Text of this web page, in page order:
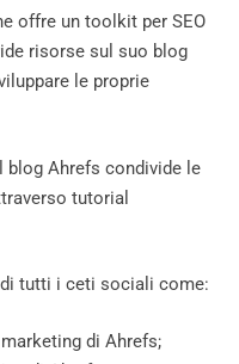
offre un toolkit per SEO
risorse sul suo blog
le proprie
blog Ahrefs condivide le
tutorial
tutti i ceti sociali come:
di Ahrefs;